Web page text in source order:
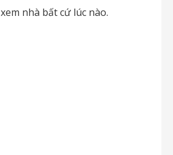
nhà bất cứ lúc nào.